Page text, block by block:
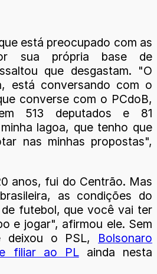
está preocupado com as
sua própria base de
que desgastam. "O
está conversando com o
converse com o PCdoB,
513 deputados e 81
lagoa, que tenho que
nas minhas propostas",
anos, fui do Centrão. Mas
as condições do
futebol, que você vai ter
e jogar", afirmou ele. Sem
deixou o PSL, Bolsonaro
filiar ao PLainda nesta